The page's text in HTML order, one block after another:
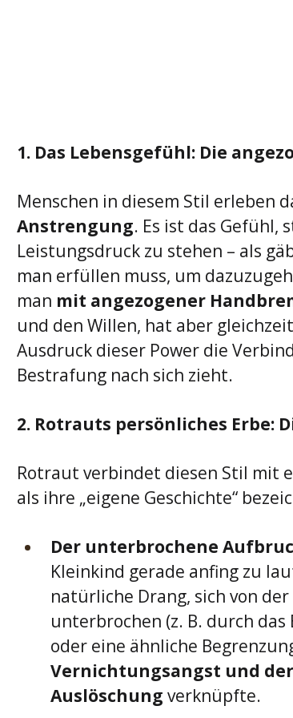
1. Das Lebensgefühl: Die
Menschen in diesem Stil erleben
Anstrengung. Es ist das
Leistungsdruck zu stehen – als
man erfüllen muss, um
man mit angezogener
und den Willen, hat aber
Ausdruck dieser Power die
Bestrafung nach sich zieht.
2. Rotrauts persönliches Erbe:
Rotraut verbindet diesen Stil mit
als ihre „eigene Geschichte“
Der unterbrochene
Kleinkind gerade anfing zu
natürliche Drang, sich von
unterbrochen (z. B. durch
oder eine ähnliche
Vernichtungsangst und
Auslöschung verknüpfte.